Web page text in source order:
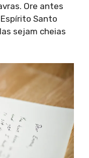
Ore antes
Santo
sejam cheias